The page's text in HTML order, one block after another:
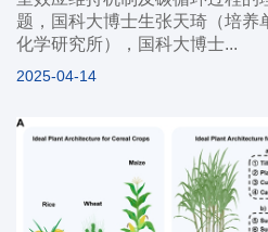
题，国科大博士生张天琦（培养
化学研究所），国科大博士...
2025-04-14